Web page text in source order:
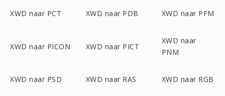
XWD naar PCT XWD naar PDB XWD naar PFM
XWD naar PICON XWD naar PICT
XWD naar
PNM
XWD naar PSD XWD naar RAS XWD naar RGB